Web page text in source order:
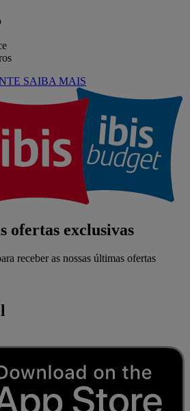
SAIBA MAIS
ofertas exclusivas
receber as nossas últimas ofertas